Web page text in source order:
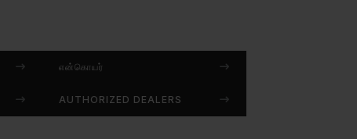
என்கொயர்
AUTHORIZED DEALERS